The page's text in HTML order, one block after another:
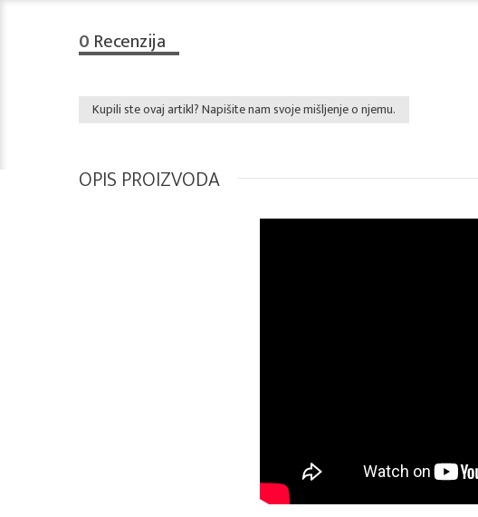
0 Recenzija
Kupili ste ovaj artikl? Napišite nam svoje mišljenje o njemu.
OPIS PROIZVODA